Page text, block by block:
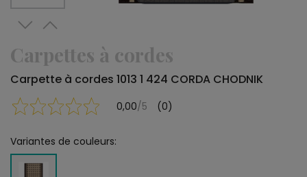
Carpettes à cordes
Carpette à cordes 1013 1 424 CORDA CHODNIK
0,00/5 (0)
Variantes de couleurs: